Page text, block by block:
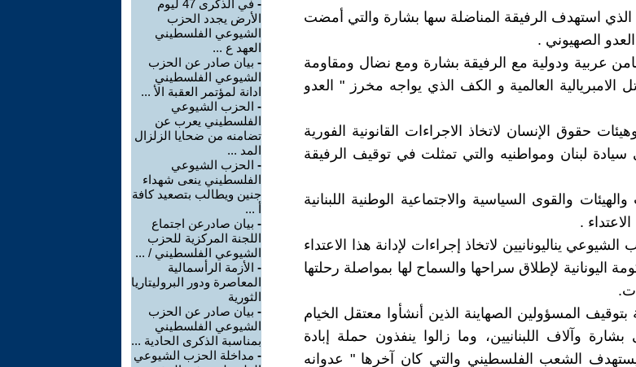
الذي استهدف الرفيقة المناضلة سها بشارة والتي أمضت
الصهيوني .
عربية ودولية مع الرفيقة بشارة ومع نضال ومقاومة
الامبريالية العالمية و الكف الذي يواجه مخرز " العدو
حقوق الإنسان لاتخاذ الاجراءات القانونية الفورية
سيادة لبنان ومواطنيه والتي تمثلت في توقيف الرفيقة
والقوى السياسية والاجتماعية الوطنية اللبنانية
.
يناليونانيين لاتخاذ إجراءات لإدانة هذا الاعتداء
اليونانية لإطلاق سراحها والسماح لها بمواصلة رحلتها
بتوقيف المسؤولين الصهاينة الذين أنشأوا معتقل الخيام
وآلاف اللبنانيين، وما زالوا ينفذون حملة إبادة
الشعب الفلسطيني والتي كان آخرها " عدوانه
-
في الذكرى 47 ليوم
الأرض يجدد الحزب
الشيوعي الفلسطيني
العهد ع ...
- بيان صادر عن الحزب
الشيوعي الفلسطيني
ادانة لمؤتمر العقبة الأ ...
- الحزب الشيوعي
الفلسطيني يعرب عن
تضامنه من ضحايا الزلزال
المد ...
- الحزب الشيوعي
الفلسطيني ينعى شهداء
جنين ويطالب بتصعيد كافة
أ ...
- بيان صادرعن اجتماع
اللجنة المركزية للحزب
الشيوعي الفلسطيني / ...
- الأزمة الرأسمالية
المعاصرة ودور البروليتاريا
الثورية
- بيان صادر عن الحزب
الشيوعي الفلسطيني
بمناسبة الذكرى الحادية ...
- مداخلة الحزب الشيوعي